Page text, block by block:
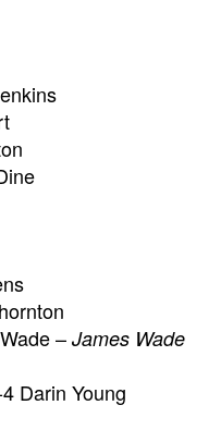
– James Wade
Darin Young